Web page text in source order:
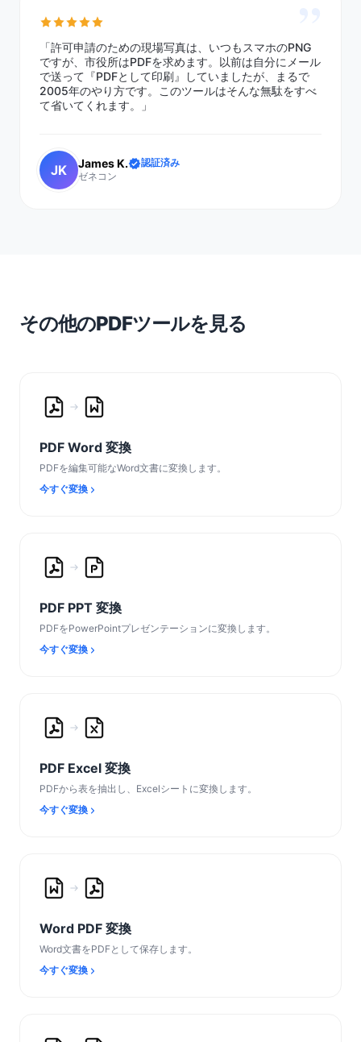
「許可申請のための現場写真は、いつもスマホのPNG
ですが、市役所はPDFを求めます。以前は自分にメール
で送って『PDFとして印刷』していましたが、まるで
2005年のやり方です。このツールはそんな無駄をすべ
て省いてくれます。」
JK James K.
認証済み
ゼネコン
その他のPDFツールを見る
PDF Word 変換
PDFを編集可能なWord文書に変換します。
今すぐ変換
PDF PPT 変換
PDFをPowerPointプレゼンテーションに変換します。
今すぐ変換
PDF Excel 変換
PDFから表を抽出し、Excelシートに変換します。
今すぐ変換
Word PDF 変換
Word文書をPDFとして保存します。
今すぐ変換